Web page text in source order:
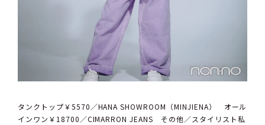
タンクトップ￥5570／HANA SHOWROOM（MINJIENA） オール
インワン￥18700／CIMARRON JEANS その他／スタイリスト私